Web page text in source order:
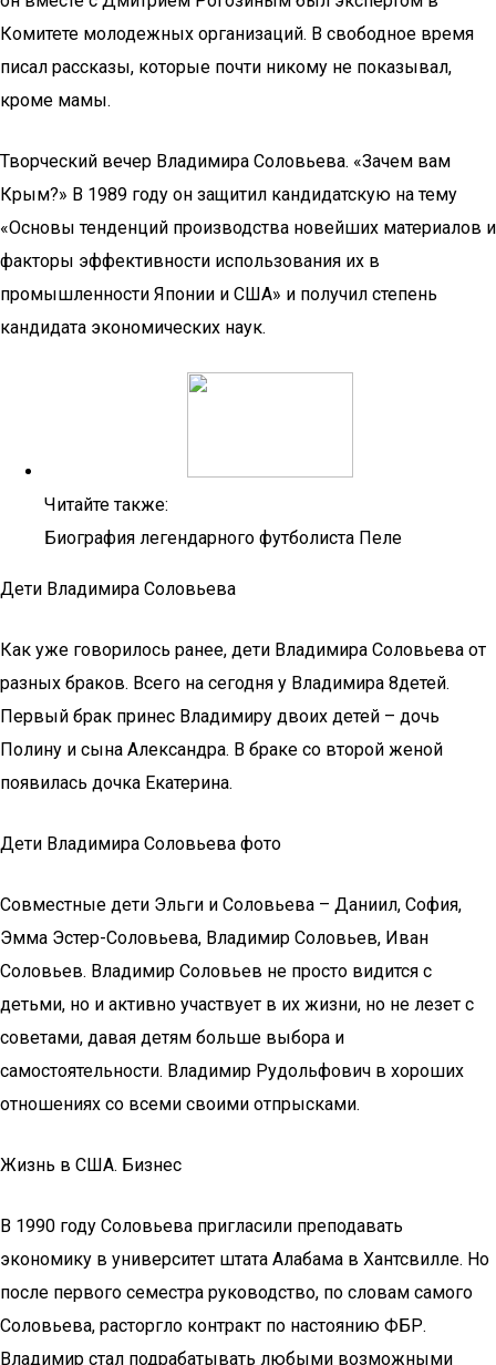
Комитете молодежных организаций. В свободное время
писал рассказы, которые почти никому не показывал,
кроме мамы.
Творческий вечер Владимира Соловьева. «Зачем вам
Крым?» В 1989 году он защитил кандидатскую на тему
«Основы тенденций производства новейших материалов и
факторы эффективности использования их в
промышленности Японии и США» и получил степень
кандидата экономических наук.
Читайте также:
Биография легендарного футболиста Пеле
Дети Владимира Соловьева
Как уже говорилось ранее, дети Владимира Соловьева от
разных браков. Всего на сегодня у Владимира 8детей.
Первый брак принес Владимиру двоих детей – дочь
Полину и сына Александра. В браке со второй женой
появилась дочка Екатерина.
Дети Владимира Соловьева фото
Совместные дети Эльги и Соловьева – Даниил, София,
Эмма Эстер-Соловьева, Владимир Соловьев, Иван
Соловьев. Владимир Соловьев не просто видится с
детьми, но и активно участвует в их жизни, но не лезет с
советами, давая детям больше выбора и
самостоятельности. Владимир Рудольфович в хороших
отношениях со всеми своими отпрысками.
Жизнь в США. Бизнес
В 1990 году Соловьева пригласили преподавать
экономику в университет штата Алабама в Хантсвилле. Но
после первого семестра руководство, по словам самого
Соловьева, расторгло контракт по настоянию ФБР.
Владимир стал подрабатывать любыми возможными